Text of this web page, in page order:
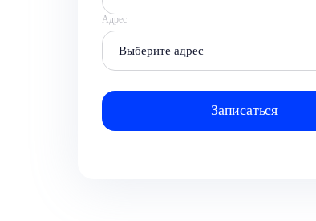
Адрес
Выберите адрес